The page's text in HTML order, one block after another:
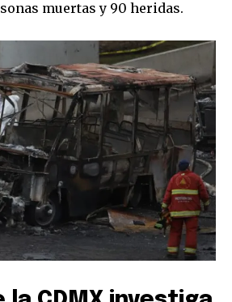
muertas y 90 heridas.